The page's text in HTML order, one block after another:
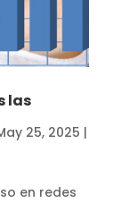
las
25, 2025 |
en redes